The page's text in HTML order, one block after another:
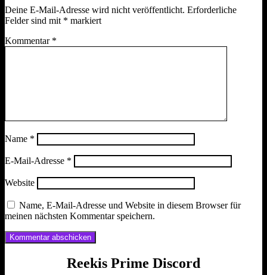
Deine E-Mail-Adresse wird nicht veröffentlicht. Erforderliche
Felder sind mit * markiert
Kommentar *
Name *
E-Mail-Adresse *
Website
Name, E-Mail-Adresse und Website in diesem Browser für
meinen nächsten Kommentar speichern.
Reekis Prime Discord